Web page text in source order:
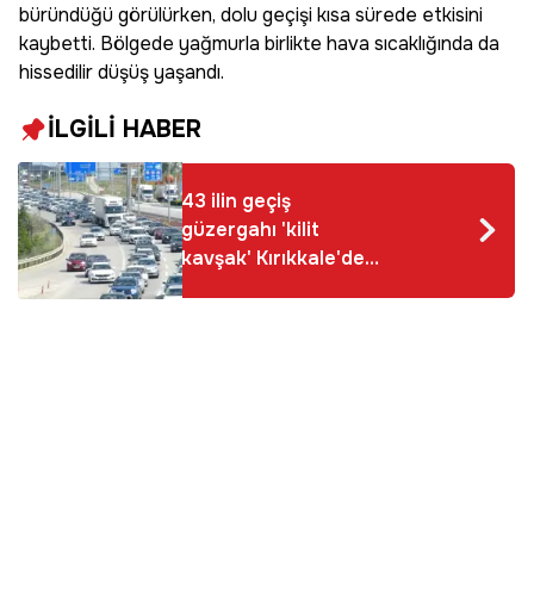
büründüğü görülürken, dolu geçişi kısa sürede etkisini
kaybetti. Bölgede yağmurla birlikte hava sıcaklığında da
hissedilir düşüş yaşandı.
İLGİLİ HABER
43 ilin geçiş
güzergahı 'kilit
kavşak' Kırıkkale'den
bayram tatilinde 1,5